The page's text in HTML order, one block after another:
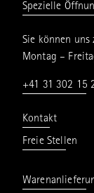
Spezielle
Sie können
Montag –
+41 31 302 15
Kontakt
Freie Stellen